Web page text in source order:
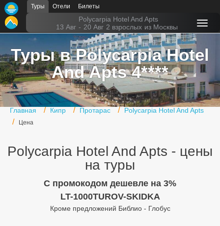
Туры Отели Билеты
Polycarpia Hotel And Apts
13 Авг - 20 Авг 2 взрослых из Москвы
Туры в Polycarpia Hotel
And Apts 4****
Главная Кипр Протарас Polycarpia Hotel And Apts
Цена
Polycarpia Hotel And Apts - цены
на туры
C промокодом дешевле на 3%
LT-1000TUROV-SKIDKA
Кроме предложений Библио - Глобус
Главная
Горящие туры
Туры в Турцию
Туры в Египет
Туры в ОАЭ
Офис г. Москва
Подборки отелей